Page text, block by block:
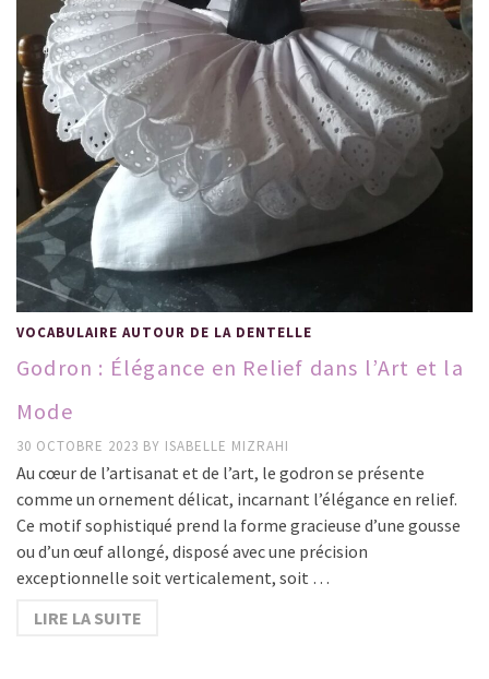
VOCABULAIRE AUTOUR DE LA DENTELLE
Godron : Élégance en Relief dans l’Art et la
Mode
30 OCTOBRE 2023 BY ISABELLE MIZRAHI
Au cœur de l’artisanat et de l’art, le godron se présente
comme un ornement délicat, incarnant l’élégance en relief.
Ce motif sophistiqué prend la forme gracieuse d’une gousse
ou d’un œuf allongé, disposé avec une précision
exceptionnelle soit verticalement, soit …
LIRE LA SUITE